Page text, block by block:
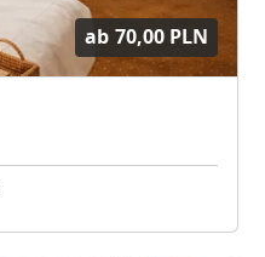
ab 70,00 PLN